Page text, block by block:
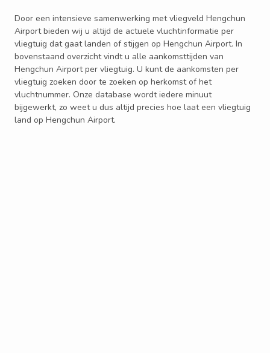
Door een intensieve samenwerking met vliegveld Hengchun
Airport bieden wij u altijd de actuele vluchtinformatie per
vliegtuig dat gaat landen of stijgen op Hengchun Airport. In
bovenstaand overzicht vindt u alle aankomsttijden van
Hengchun Airport per vliegtuig. U kunt de aankomsten per
vliegtuig zoeken door te zoeken op herkomst of het
vluchtnummer. Onze database wordt iedere minuut
bijgewerkt, zo weet u dus altijd precies hoe laat een vliegtuig
land op Hengchun Airport.